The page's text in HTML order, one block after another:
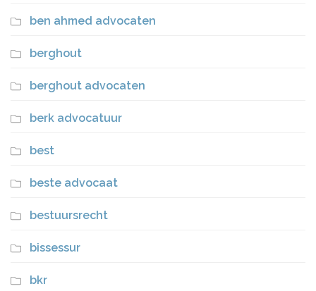
ben ahmed advocaten
berghout
berghout advocaten
berk advocatuur
best
beste advocaat
bestuursrecht
bissessur
bkr